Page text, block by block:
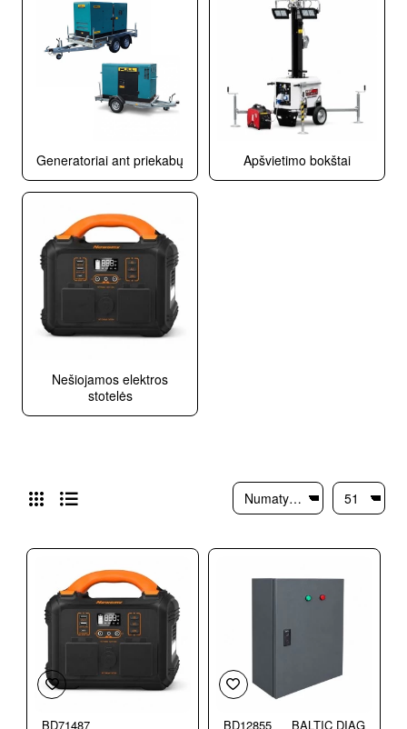
Generatoriai ant priekabų Apšvietimo bokštai
Nešiojamos elektros
stotelės
BD71487
BD12855 BALTIC DIAG